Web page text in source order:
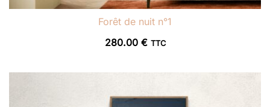
Forêt de nuit n°1
280.00 € TTC